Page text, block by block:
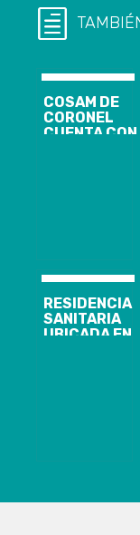
COSAM DE
CORONEL
CUENTA CON
RESIDENCIA
SANITARIA
UBICADA EN